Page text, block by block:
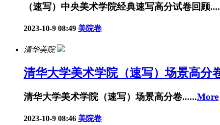
（速写）中央美术学院经典速写高分试卷回顾
2023-10-9 08:49 美院卷
清华美院
清华大学美术学院（速写）场景高分
清华大学美术学院（速写）场景高分卷......More
2023-10-9 08:46 美院卷